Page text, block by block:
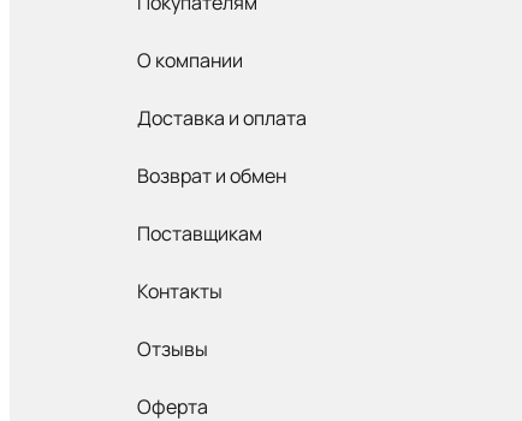
О компании
Доставка и оплата
Возврат и обмен
Поставщикам
Контакты
Отзывы
Оферта